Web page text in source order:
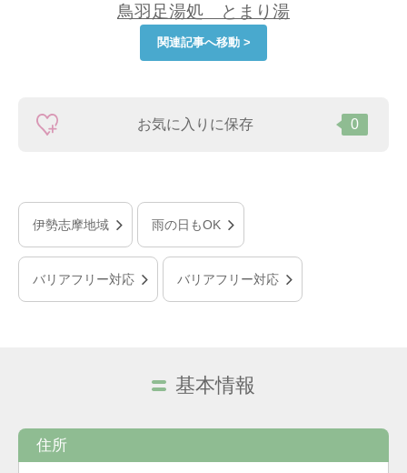
鳥羽足湯処 とまり湯
関連記事へ移動 >
お気に入りに保存 0
伊勢志摩地域 雨の日もOK
バリアフリー対応 バリアフリー対応
基本情報
住所